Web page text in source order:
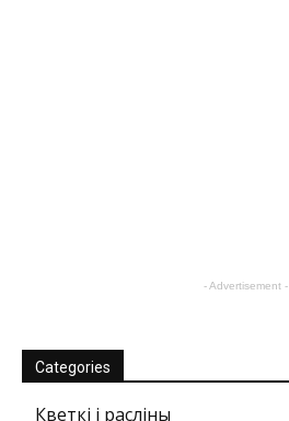
- Advertisement -
Categories
Кветкі і расліны